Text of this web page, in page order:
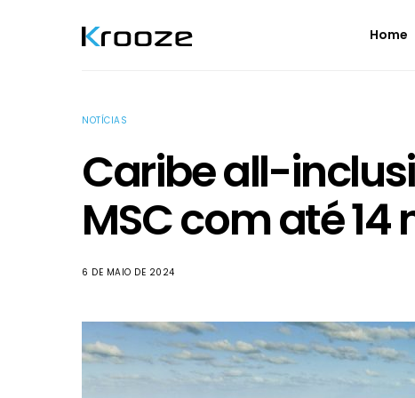
Home
NOTÍCIAS
Caribe all-
MSC com até 14
6 DE MAIO DE 2024